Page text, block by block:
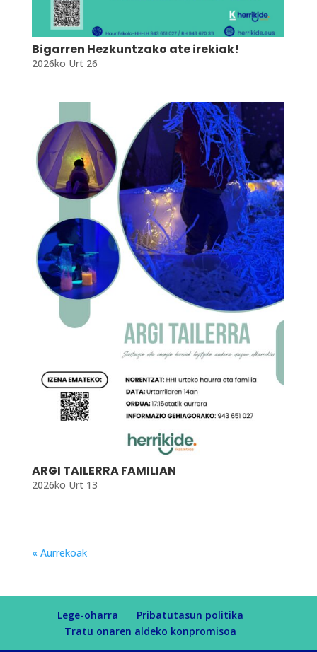
Bigarren Hezkuntzako ate irekiak!
2026ko Urt 26
ARGI TAILERRA FAMILIAN
2026ko Urt 13
« Aurrekoak
Lege-oharra
Pribatutasun politika
Tratu onaren aldeko konpromisoa